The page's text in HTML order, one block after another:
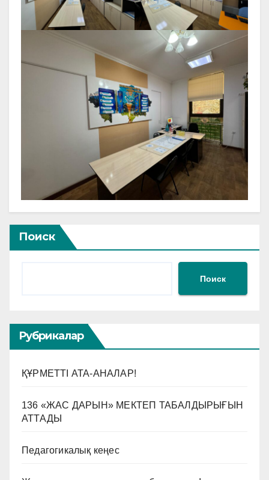
Поиск
Поиск
Рубрикалар
ҚҰРМЕТТІ АТА-АНАЛАР!
136 «ЖАС ДАРЫН» МЕКТЕП ТАБАЛДЫРЫҒЫН
АТТАДЫ
Педагогикалық кеңес